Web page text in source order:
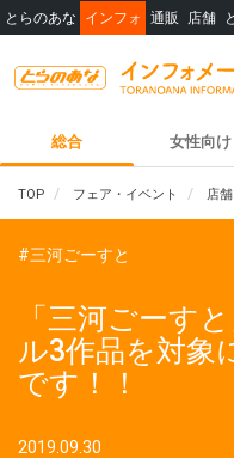
とらのあな インフォ 通販 店舗
総合 女性向け
TOP フェア・イベント 店
#三河ごーすと
「三河ごーす
ル3作品を対象
です！！
2019.09.30